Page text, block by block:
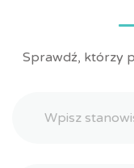
Sprawdź, którzy